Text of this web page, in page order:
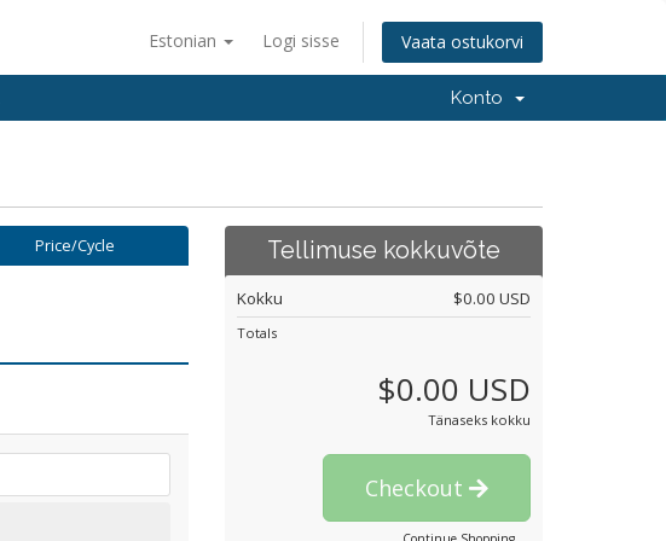
Estonian Logi sisse Vaata ostukorvi
Konto
Price/Cycle Tellimuse kokkuvõte
Kokku $0.00 USD
Totals
$0.00 USD
Tänaseks kokku
Checkout